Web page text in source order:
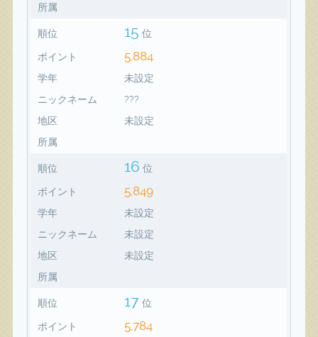
所属
順位 15 位
ポイント 5,884
学年
未設定
ニックネーム
???
地区
未設定
所属
順位 16 位
ポイント 5,849
学年
未設定
ニックネーム
未設定
地区
未設定
所属
順位 17 位
ポイント 5,784